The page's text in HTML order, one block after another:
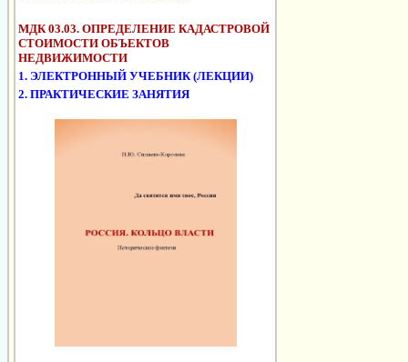
МДК 03.03. ОПРЕДЕЛЕНИЕ КАДАСТРОВОЙ
СТОИМОСТИ ОБЪЕКТОВ
НЕДВИЖИМОСТИ
1. ЭЛЕКТРОННЫЙ УЧЕБНИК (ЛЕКЦИИ)
2. ПРАКТИЧЕСКИЕ ЗАНЯТИЯ